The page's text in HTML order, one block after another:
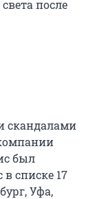
после
скандалами
был
в списке 17
Уфа,